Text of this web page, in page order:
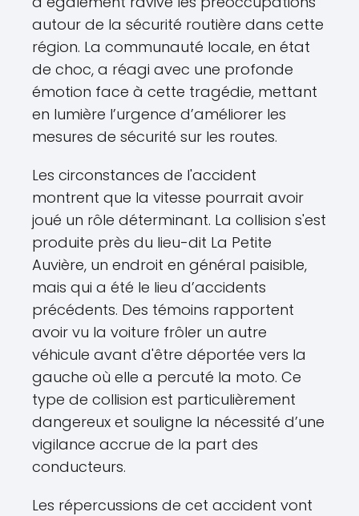
autour de la sécurité routière dans cette
région. La communauté locale, en état
de choc, a réagi avec une profonde
émotion face à cette tragédie, mettant
en lumière l’urgence d’améliorer les
mesures de sécurité sur les routes.
Les circonstances de l'accident
montrent que la vitesse pourrait avoir
joué un rôle déterminant. La collision s'est
produite près du lieu-dit La Petite
Auvière, un endroit en général paisible,
mais qui a été le lieu d’accidents
précédents. Des témoins rapportent
avoir vu la voiture frôler un autre
véhicule avant d'être déportée vers la
gauche où elle a percuté la moto. Ce
type de collision est particulièrement
dangereux et souligne la nécessité d’une
vigilance accrue de la part des
conducteurs.
Les répercussions de cet accident vont